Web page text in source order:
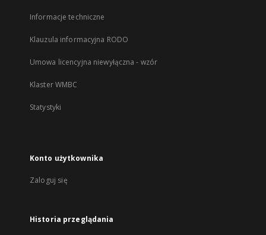
Informacje techniczne
Klauzula informacyjna RODO
Umowa licencyjna niewyłączna - wzór
Klaster WMBC
Statystyki
Konto użytkownika
Zaloguj się
Historia przeglądania